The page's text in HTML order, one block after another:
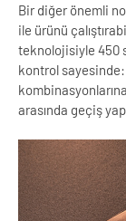
Bir diğer önemli
ile ürünü
teknolojisiyle 450
kontrol
arasında geçiş